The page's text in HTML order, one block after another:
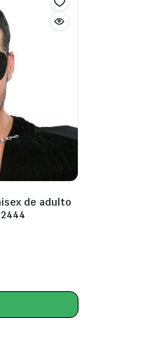
de adulto